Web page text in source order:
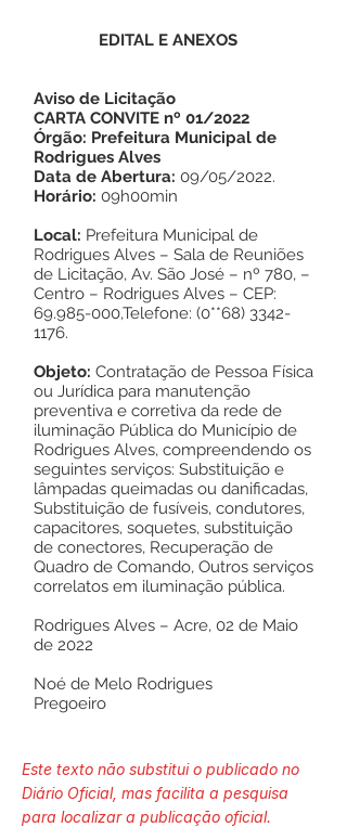
EDITAL E ANEXOS
Aviso de Licitação
CARTA CONVITE nº 01/2022
Órgão: Prefeitura Municipal de
Rodrigues Alves
Data de Abertura: 09/05/2022.
Horário: 09h00min
Local: Prefeitura Municipal de
Rodrigues Alves – Sala de Reuniões
de Licitação, Av. São José – nº 780, –
Centro – Rodrigues Alves – CEP:
69.985-000,Telefone: (0**68) 3342-
1176.
Objeto: Contratação de Pessoa Física
ou Jurídica para manutenção
preventiva e corretiva da rede de
iluminação Pública do Município de
Rodrigues Alves, compreendendo os
seguintes serviços: Substituição e
lâmpadas queimadas ou danificadas,
Substituição de fusíveis, condutores,
capacitores, soquetes, substituição
de conectores, Recuperação de
Quadro de Comando, Outros serviços
correlatos em iluminação pública.
Rodrigues Alves – Acre, 02 de Maio
de 2022
Noé de Melo Rodrigues
Pregoeiro
Este texto não substitui o publicado no
Diário Oficial, mas facilita a pesquisa
para localizar a publicação oficial.